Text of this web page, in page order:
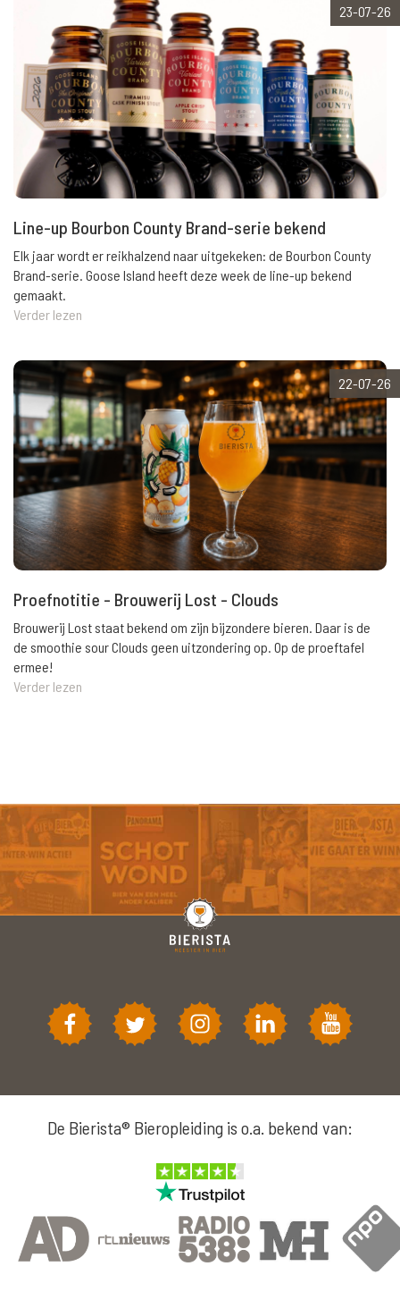
23-07-26
Line-up Bourbon County Brand-serie bekend
Elk jaar wordt er reikhalzend naar uitgekeken: de Bourbon County
Brand-serie. Goose Island heeft deze week de line-up bekend
gemaakt.
Verder lezen
22-07-26
Proefnotitie - Brouwerij Lost - Clouds
Brouwerij Lost staat bekend om zijn bijzondere bieren. Daar is de
de smoothie sour Clouds geen uitzondering op. Op de proeftafel
ermee!
Verder lezen
De Bierista® Bieropleiding is o.a. bekend van: